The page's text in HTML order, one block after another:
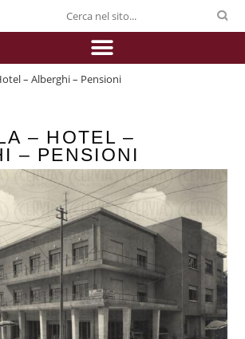
– Alberghi – Pensioni
– HOTEL –
– PENSIONI